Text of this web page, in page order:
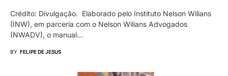
Crédito: Divulgação. Elaborado pelo Instituto Nelson Wilians
(INW), em parceria com o Nelson Wilians Advogados
(NWADV), o manual…
BY FELIPE DE JESUS